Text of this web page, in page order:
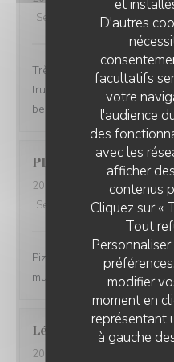
D'autres
facultatifs
votre
l'audience
des
avec les
afficher
contenus
Cliquez sur «
Tout
modifier
moment en
représentant
à gauche
Service
Ambiance: 5/5
Très bon restaurant j aime
truffe sont excellent je
beau et l équipe est super
PLACKTOR S
2026-03-21
- 20:00 -
Service
/5 Ambiance: 5 /5
Pizza excellentes, super
musique 😉 bref parfait
Léa
2026-03-12